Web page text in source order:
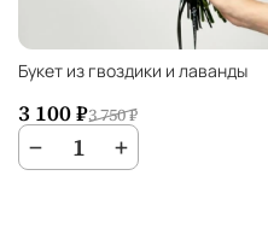
Букет из гвоздики и лаванды
3 100 ₽3 750 ₽
− 1 +